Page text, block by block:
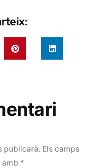
publicarà. Els camps
amb *